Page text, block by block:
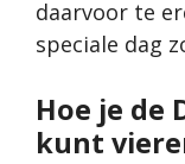
daarvoor te
speciale dag
Hoe je de
kunt